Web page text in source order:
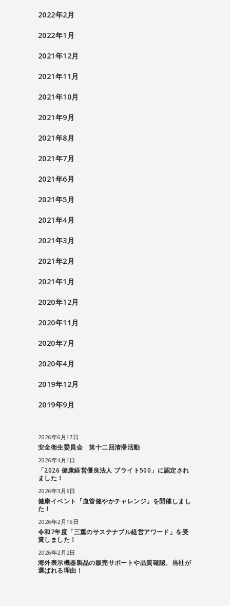
2022年2月
2022年1月
2021年12月
2021年11月
2021年10月
2021年9月
2021年8月
2021年7月
2021年6月
2021年5月
2021年4月
2021年3月
2021年2月
2021年1月
2020年12月
2020年11月
2020年7月
2020年4月
2019年12月
2019年9月
2026年6月17日
安全衛生委員会 第十二回清掃活動
2026年4月1日
「2026 健康経営優良法人 ブライト500」に認定され
ました！
2026年3月6日
健康イベント「血管健やかチャレンジ」を開催しまし
た！
2026年2月16日
令和7年度「三重のサステナブル経営アワード」を受
賞しました！
2026年2月2日
海外表示機器製品の販売サポートや品質確認、当社が
選ばれる理由！